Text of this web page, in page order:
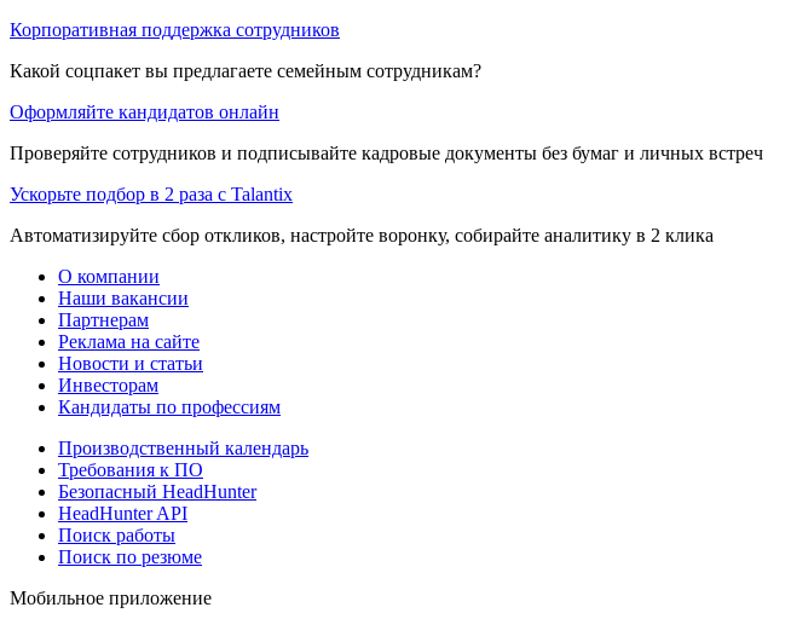
Корпоративная поддержка сотрудников
Какой соцпакет вы предлагаете семейным сотрудникам?
Оформляйте кандидатов онлайн
Проверяйте сотрудников и подписывайте кадровые документы без бумаг и личных встреч
Ускорьте подбор в 2 раза с Talantix
Автоматизируйте сбор откликов, настройте воронку, собирайте аналитику в 2 клика
О компании
Наши вакансии
Партнерам
Реклама на сайте
Новости и статьи
Инвесторам
Кандидаты по профессиям
Производственный календарь
Требования к ПО
Безопасный HeadHunter
HeadHunter API
Поиск работы
Поиск по резюме
Мобильное приложение